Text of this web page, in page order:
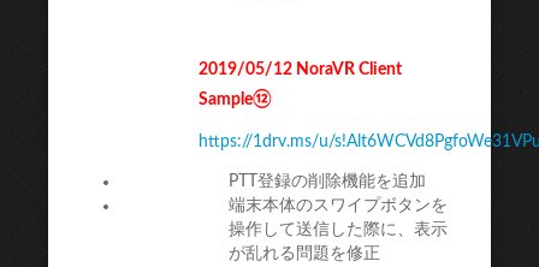
2019/05/12 NoraVR Client
Sample⑫
https://1drv.ms/u/
PTT登録の削除機能を追加
端末本体のスワイプボタンを
操作して送信した際に、表示
が乱れる問題を修正